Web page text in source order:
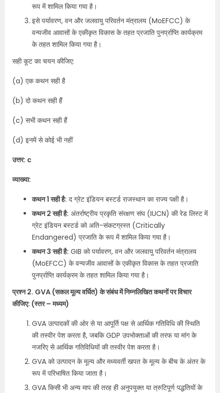
रूप में शामिल किया गया है।
इसे पर्यावरण, वन और जलवायु परिवर्तन मंत्रालय (MoEFCC) के
वन्यजीव आवासों के एकीकृत विकास के तहत प्रजाति पुनर्प्राप्ति कार्यक्रम
के तहत शामिल किया गया है।
सही कूट का चयन कीजिए:
(a) एक कथन सही है
(b) दो कथन सही हैं
(c) सभी कथन सही हैं
(d) इनमें से कोई भी नहीं
उत्तर: c
व्याख्या:
कथन 1 सही है: द ग्रेट इंडियन बस्टर्ड राजस्थान का राज्य पक्षी है।
कथन 2 सही है: अंतर्राष्ट्रीय प्रकृति संरक्षण संघ (IUCN) की रेड लिस्ट में
ग्रेट इंडियन बस्टर्ड को अति-संकटग्रस्त (Critically
Endangered) प्रजाति के रूप में शामिल किया गया है।
कथन 3 सही है: GIB को पर्यावरण, वन और जलवायु परिवर्तन मंत्रालय
(MoEFCC) के वन्यजीव आवासों के एकीकृत विकास के तहत प्रजाति
पुनर्प्राप्ति कार्यक्रम के तहत शामिल किया गया है।
प्रश्न 2. GVA (सकल मूल्य वर्धित) के संबंध में निम्नलिखित कथनों पर विचार
कीजिए: (स्तर – मध्यम)
GVA उत्पादकों की ओर से या आपूर्ति पक्ष से आर्थिक गतिविधि की स्थिति
की तस्वीर पेश करता है, जबकि GDP उपभोक्ताओं की तरफ या मांग के
नजरिए से आर्थिक गतिविधियों की तस्वीर पेश करता है।
GVA को उत्पादन के मूल्य और मध्यवर्ती खपत के मूल्य के बीच के अंतर के
रूप में परिभाषित किया जाता है।
GVA किसी भी अन्य माप की तरह ही अनुपयुक्त या त्रुटिपूर्ण पद्धतियों के